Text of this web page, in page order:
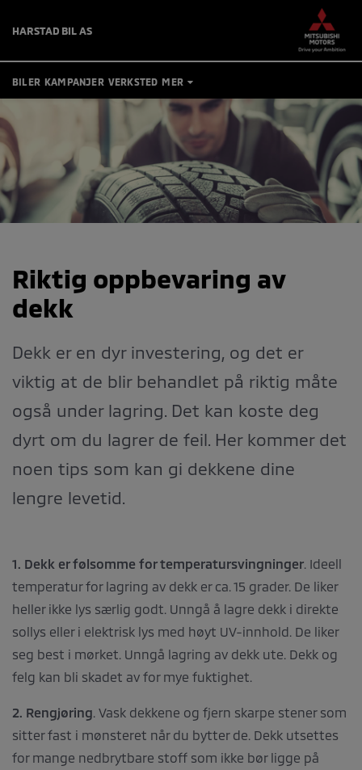
HARSTAD BIL AS
BILER KAMPANJER VERKSTED MER
BRUKTBILER
KONTAKT
BESTILL VERKSTEDTIME
Riktig oppbevaring av
dekk
Dekk er en dyr investering, og det er
viktig at de blir behandlet på riktig måte
også under lagring. Det kan koste deg
dyrt om du lagrer de feil. Her kommer det
noen tips som kan gi dekkene dine
lengre levetid.
1. Dekk er følsomme for temperatursvingninger. Ideell
temperatur for lagring av dekk er ca. 15 grader. De liker
heller ikke lys særlig godt. Unngå å lagre dekk i direkte
sollys eller i elektrisk lys med høyt UV-innhold. De liker
seg best i mørket. Unngå lagring av dekk ute. Dekk og
felg kan bli skadet av for mye fuktighet.
2. Rengjøring. Vask dekkene og fjern skarpe stener som
sitter fast i mønsteret når du bytter de. Dekk utsettes
for mange nedbrytbare stoff som ikke bør ligge på